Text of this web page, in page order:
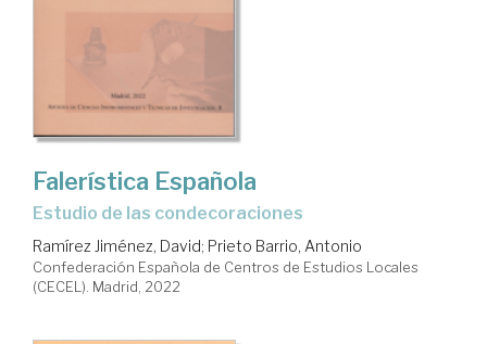
Falerística Española
estudio de las condecoraciones
Ramírez Jiménez, David; Prieto Barrio, Antonio
Confederación Española de Centros de Estudios Locales
(CECEL). Madrid, 2022